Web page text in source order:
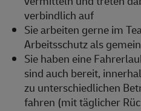
verbindlich auf
Sie arbeiten gerne im
Arbeitsschutz als
Sie haben eine
sind auch bereit,
zu unterschiedlichen
fahren (mit täglicher